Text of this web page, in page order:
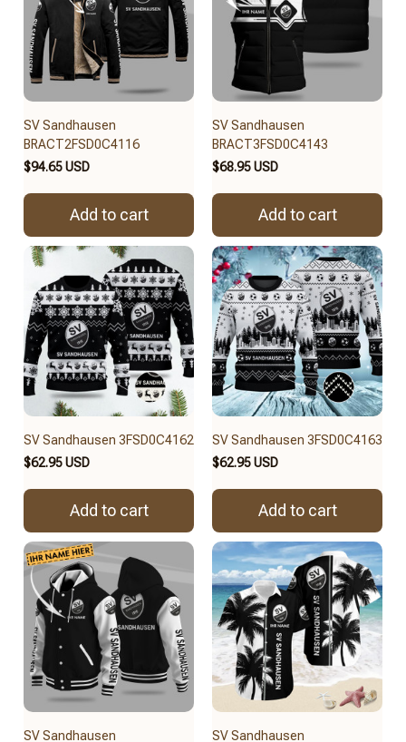
SV Sandhausen
BRACT2FSD0C4116
$94.65 USD
Add to cart
SV Sandhausen
BRACT3FSD0C4143
$68.95 USD
Add to cart
SV Sandhausen 3FSD0C4162
$62.95 USD
Add to cart
SV Sandhausen 3FSD0C4163
$62.95 USD
Add to cart
SV Sandhausen SV Sandhausen